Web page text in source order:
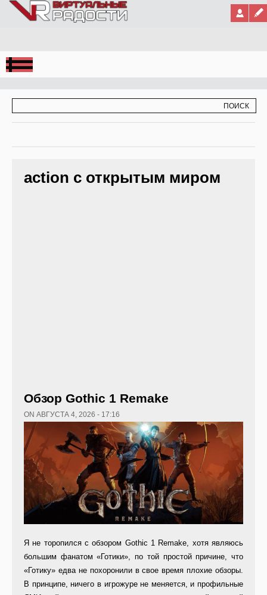
Jump to Navigation
action с открытым миром
Обзор Gothic 1 Remake
ON АВГУСТА 4, 2026 - 17:16
Я не торопился с обзором Gothic 1 Remake, хотя являюсь
большим фанатом «Готики», по той простой причине, что
«Готику» едва не похоронили в свое время плохие обзоры.
В принципе, ничего в игрожуре не меняется, и профильные